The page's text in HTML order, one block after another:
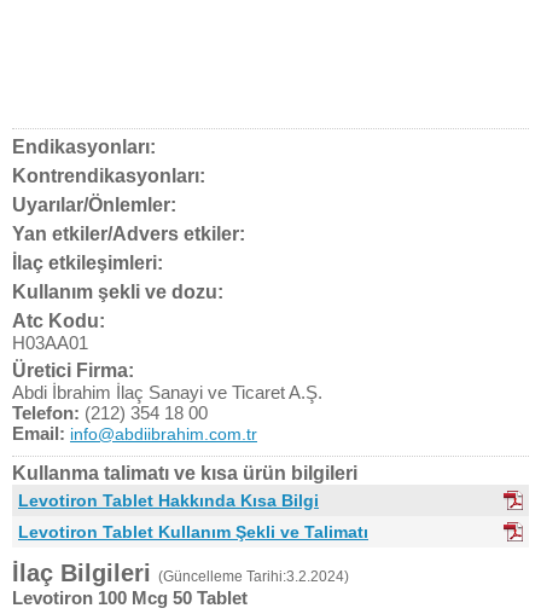
Endikasyonları:
Kontrendikasyonları:
Uyarılar/Önlemler:
Yan etkiler/Advers etkiler:
İlaç etkileşimleri:
Kullanım şekli ve dozu:
Atc Kodu:
H03AA01
Üretici Firma:
Abdi İbrahim İlaç Sanayi ve Ticaret A.Ş.
Telefon: (212) 354 18 00
Email: info@abdiibrahim.com.tr
Kullanma talimatı ve kısa ürün bilgileri
Levotiron Tablet Hakkında Kısa Bilgi
Levotiron Tablet Kullanım Şekli ve Talimatı
İlaç Bilgileri (Güncelleme Tarihi:3.2.2024)
Levotiron 100 Mcg 50 Tablet